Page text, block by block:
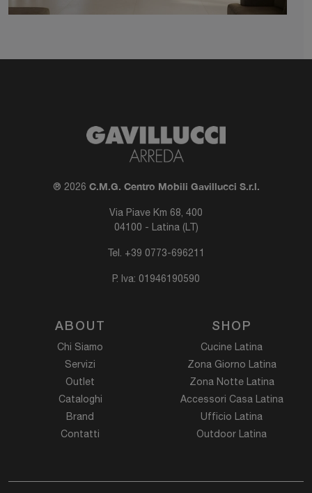
® 2026 C.M.G. Centro Mobili Gavillucci S.r.l.
Via Piave Km 68, 400
04100 - Latina (LT)
Tel. +39 0773-696211
P. Iva: 01946190590
ABOUT
Chi Siamo
Servizi
Outlet
Cataloghi
Brand
Contatti
SHOP
Cucine Latina
Zona Giorno Latina
Zona Notte Latina
Accessori Casa Latina
Ufficio Latina
Outdoor Latina